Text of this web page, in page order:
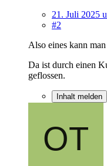
21. Juli 2025
#2
Also eines kann
Da ist durch einen
geflossen.
Inhalt melden